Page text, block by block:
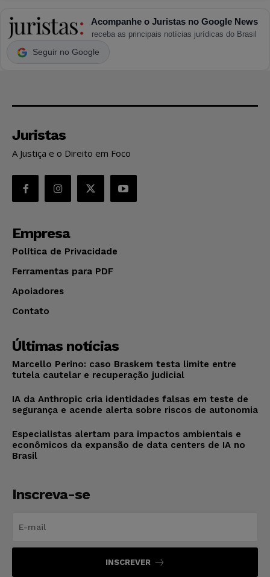
Acompanhe o Juristas no Google News
receba as principais notícias jurídicas do Brasil
Seguir no Google
Juristas
A Justiça e o Direito em Foco
Empresa
Política de Privacidade
Ferramentas para PDF
Apoiadores
Contato
Últimas notícias
Marcello Perino: caso Braskem testa limite entre
tutela cautelar e recuperação judicial
IA da Anthropic cria identidades falsas em teste de
segurança e acende alerta sobre riscos de autonomia
Especialistas alertam para impactos ambientais e
econômicos da expansão de data centers de IA no
Brasil
Inscreva-se
INSCREVER